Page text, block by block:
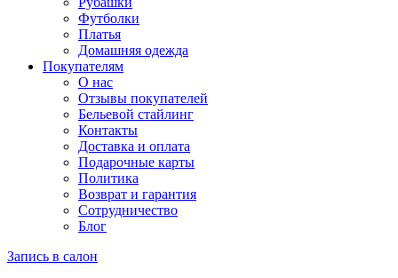
Футболки
Платья
Домашняя одежда
Покупателям
О нас
Отзывы покупателей
Бельевой стайлинг
Контакты
Доставка и оплата
Подарочные карты
Политика
Возврат и гарантия
Сотрудничество
Блог
Запись в салон